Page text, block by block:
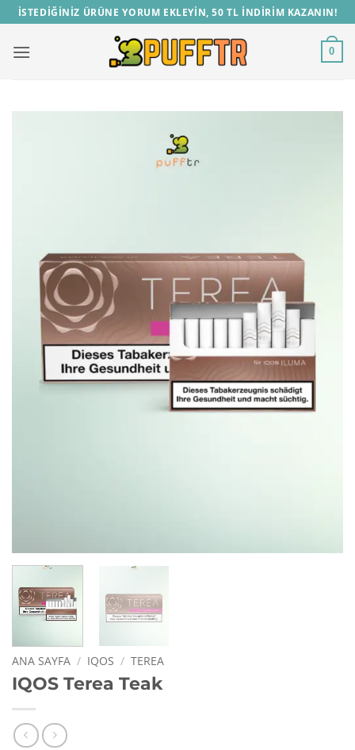
İçeriğe
atla
İSTEDİĞİNİZ ÜRÜNE YORUM EKLEYİN, 50 TL İNDİRİM KAZANIN!
0
ANA SAYFA / IQOS / TEREA
IQOS Terea Teak